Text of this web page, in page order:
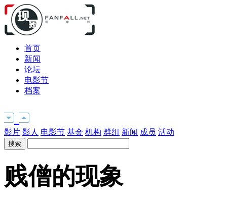
首页
新闻
论坛
电影节
档案
影片 影人 电影节 基金 机构 群组 新闻 成员 活动
贱僧的现象